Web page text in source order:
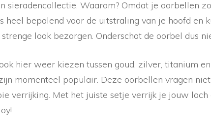
sieradencollectie. Waarom? Omdat je oorbellen
heel bepalend voor de uitstraling van je hoofd en
look bezorgen. Onderschat de oorbel dus
hier weer kiezen tussen goud, zilver, titanium
momenteel populair. Deze oorbellen vragen
verrijking. Met het juiste setje verrijk je jouw